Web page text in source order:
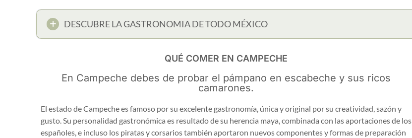
DESCUBRE LA GASTRONOMIA DE TODO MÉXICO
QUÉ COMER EN CAMPECHE
En Campeche debes de probar el pámpano en escabeche y sus ricos
camarones.
El estado de Campeche es famoso por su excelente gastronomía, única y original por su creatividad, sazón y
gusto. Su personalidad gastronómica es resultado de su herencia maya, combinada con las aportaciones de los
españoles, e incluso los piratas y corsarios también aportaron nuevos componentes y formas de preparación